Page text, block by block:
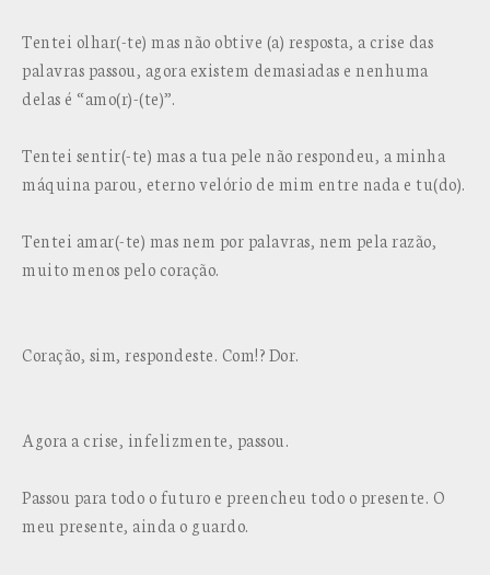
Tentei olhar(-te) mas não obtive (a) resposta, a crise das
palavras passou, agora existem demasiadas e nenhuma
delas é “amo(r)-(te)”.
Tentei sentir(-te) mas a tua pele não respondeu, a minha
máquina parou, eterno velório de mim entre nada e tu(do).
Tentei amar(-te) mas nem por palavras, nem pela razão,
muito menos pelo coração.
Coração, sim, respondeste. Com!? Dor.
Agora a crise, infelizmente, passou.
Passou para todo o futuro e preencheu todo o presente. O
meu presente, ainda o guardo.